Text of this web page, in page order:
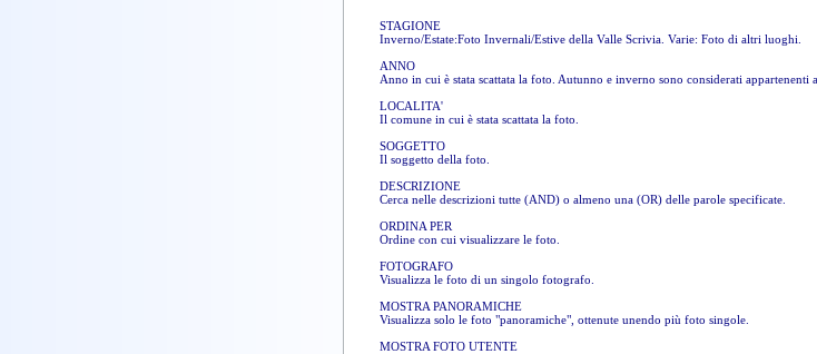
ai piedi del monte
g valle scrivia genov
immagini neve genova
immagini con%
cima monte maggio
panorama marassi genova
monte reale scrivia santuario
neve nevic ghiacci nevo
monte ar
boschi e prati localitÃƒÆ’Ã‚Â %
il bosco in autunno immagini
gualdrÃƒÂ savignone
fiore giglio del monte
alta via monti liguri webcam
savignone localitÃ
assereto frazione di casella
monte monti
STAGIONE
Inverno/Estate:Foto Invernali/Estive della Valle Scrivia. Varie: Foto di altri luoghi.
ANNO
Anno in cui è stata scattata la foto. Autunno e inverno sono considerati appartenenti
LOCALITA'
Il comune in cui è stata scattata la foto.
SOGGETTO
Il soggetto della foto.
DESCRIZIONE
Cerca nelle descrizioni tutte (AND) o almeno una (OR) delle parole specificate.
ORDINA PER
Ordine con cui visualizzare le foto.
FOTOGRAFO
Visualizza le foto di un singolo fotografo.
MOSTRA PANORAMICHE
Visualizza solo le foto "panoramiche", ottenute unendo più foto singole.
MOSTRA FOTO UTENTE